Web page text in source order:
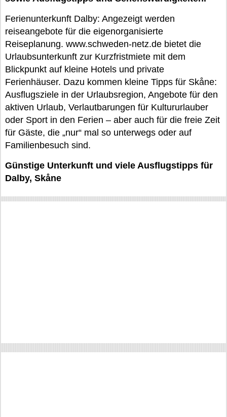
Ferienunterkunft Dalby: Angezeigt werden
reiseangebote für die eigenorganisierte
Reiseplanung. www.schweden-netz.de bietet die
Urlaubsunterkunft zur Kurzfristmiete mit dem
Blickpunkt auf kleine Hotels und private
Ferienhäuser. Dazu kommen kleine Tipps für Skåne:
Ausflugsziele in der Urlaubsregion, Angebote für den
aktiven Urlaub, Verlautbarungen für Kultururlauber
oder Sport in den Ferien – aber auch für die freie Zeit
für Gäste, die „nur“ mal so unterwegs oder auf
Familienbesuch sind.
Günstige Unterkunft und viele Ausflugstipps für
Dalby, Skåne